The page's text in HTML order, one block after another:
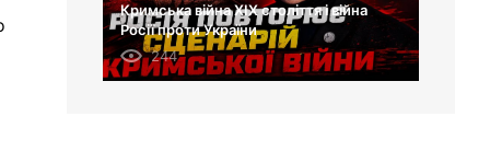
Кримська війна XIX століття і війна
Росії проти України
244